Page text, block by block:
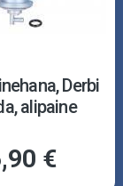
Derbi
alipaine
€